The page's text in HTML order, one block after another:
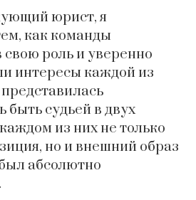
юрист, я
как команды
роль и уверенно
интересы каждой из
быть судьей в двух
из них не только
но и внешний образ
абсолютно